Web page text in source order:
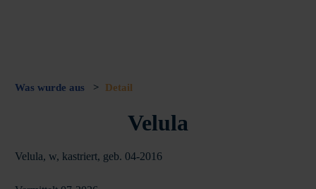
Was wurde aus > Detail
Velula
Velula, w, kastriert, geb. 04-2016